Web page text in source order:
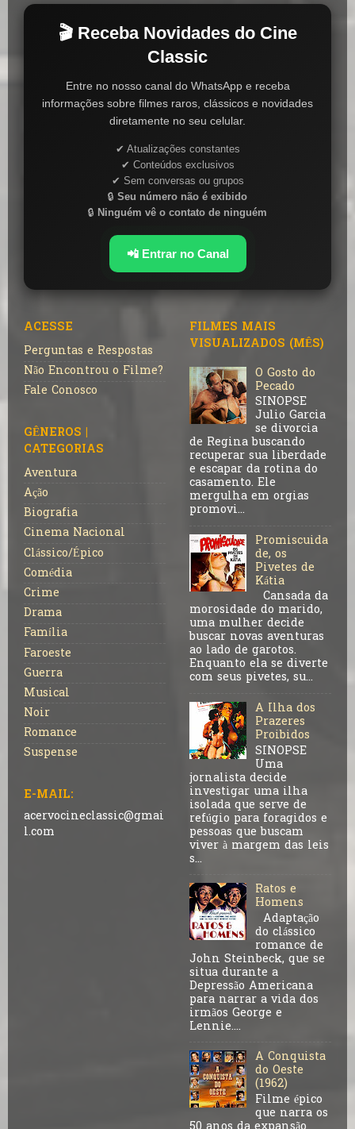
🎬 Receba Novidades do Cine
Classic
Entre no nosso canal do WhatsApp e receba
informações sobre filmes raros, clássicos e novidades
diretamente no seu celular.
✔ Atualizações constantes
✔ Conteúdos exclusivos
✔ Sem conversas ou grupos
🔒 Seu número não é exibido
🔒 Ninguém vê o contato de ninguém
📲 Entrar no Canal
ACESSE
Perguntas e Respostas
Não Encontrou o Filme?
Fale Conosco
GÊNEROS |
CATEGORIAS
Aventura
Ação
Biografia
Cinema Nacional
Clássico/Épico
Comédia
Crime
Drama
Família
Faroeste
Guerra
Musical
Noir
Romance
Suspense
E-MAIL:
acervocineclassic@gmai
l.com
FILMES MAIS
VISUALIZADOS (MÊS)
O Gosto do
Pecado
SINOPSE
Julio Garcia
se divorcia
de Regina buscando
recuperar sua liberdade
e escapar da rotina do
casamento. Ele
mergulha em orgias
promovi...
Promiscuida
de, os
Pivetes de
Kátia
Cansada da
morosidade do marido,
uma mulher decide
buscar novas aventuras
ao lado de garotos.
Enquanto ela se diverte
com seus pivetes, su...
A Ilha dos
Prazeres
Proibidos
SINOPSE
Uma
jornalista decide
investigar uma ilha
isolada que serve de
refúgio para foragidos e
pessoas que buscam
viver à margem das leis
s...
Ratos e
Homens
Adaptação
do clássico
romance de
John Steinbeck, que se
situa durante a
Depressão Americana
para narrar a vida dos
irmãos George e
Lennie....
A Conquista
do Oeste
(1962)
Filme épico
que narra os